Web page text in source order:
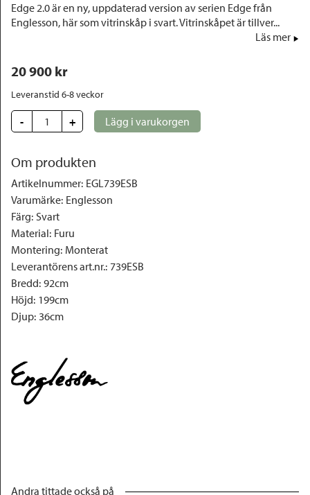
Edge 2.0 är en ny, uppdaterad version av serien Edge från
Englesson, här som vitrinskåp i svart. Vitrinskåpet är tillver...
Läs mer
20 900 kr
Leveranstid 6-8 veckor
- + Lägg i varukorgen
Om produkten
Artikelnummer: EGL739ESB
Varumärke: Englesson
Färg: Svart
Material: Furu
Montering: Monterat
Leverantörens art.nr.: 739ESB
Bredd: 92cm
Höjd: 199cm
Djup: 36cm
Andra tittade också på